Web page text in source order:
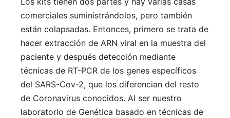
comerciales suministrándolos, pero también
están colapsadas. Entonces, primero se trata de
hacer extracción de ARN viral en la muestra del
paciente y después detección mediante
técnicas de RT-PCR de los genes específicos
del SARS-Cov-2, que los diferencian del resto
de Coronavirus conocidos. Al ser nuestro
laboratorio de Genética basado en técnicas de